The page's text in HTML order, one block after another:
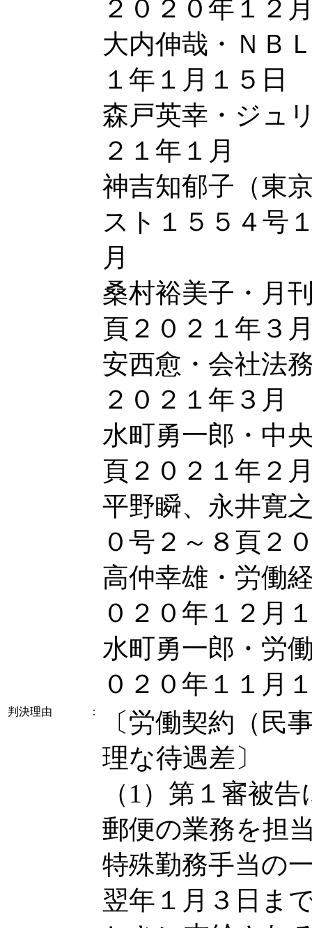
２０２０年１２
大内伸哉・ＮＢ
１年１月１５日
森戸英幸・ジュ
２１年１月
神吉知郁子（東
スト１５５４号
月
桑村裕美子・月
頁２０２１年３
安西愈・会社法
２０２１年３月
水町勇一郎・中
頁２０２１年２
平野瞬、永井寛
０号２～８頁２
高仲幸雄・労働
０２０年１２月
水町勇一郎・労
０２０年１１月
判決理由 ：
〔労働契約（民
理な待遇差〕
（1）第１審被
郵便の業務を担
特殊勤務手当の
翌年１月３日ま